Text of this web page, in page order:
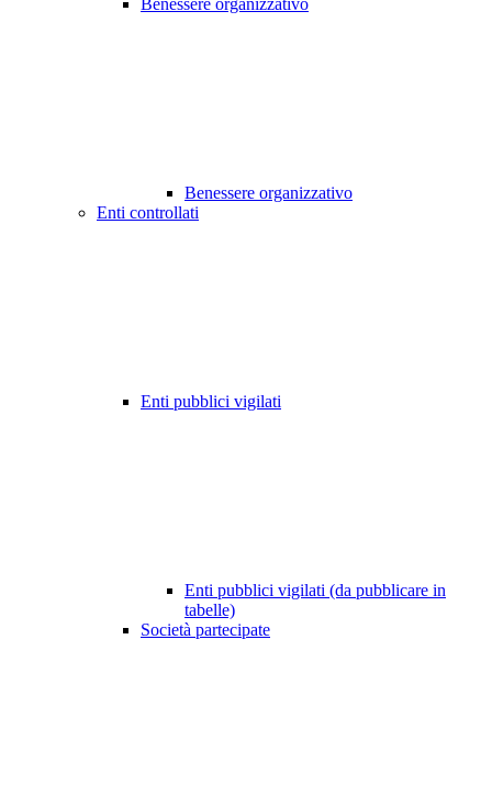
Benessere organizzativo
Benessere organizzativo
Enti controllati
Enti pubblici vigilati
Enti pubblici vigilati (da pubblicare in
tabelle)
Società partecipate